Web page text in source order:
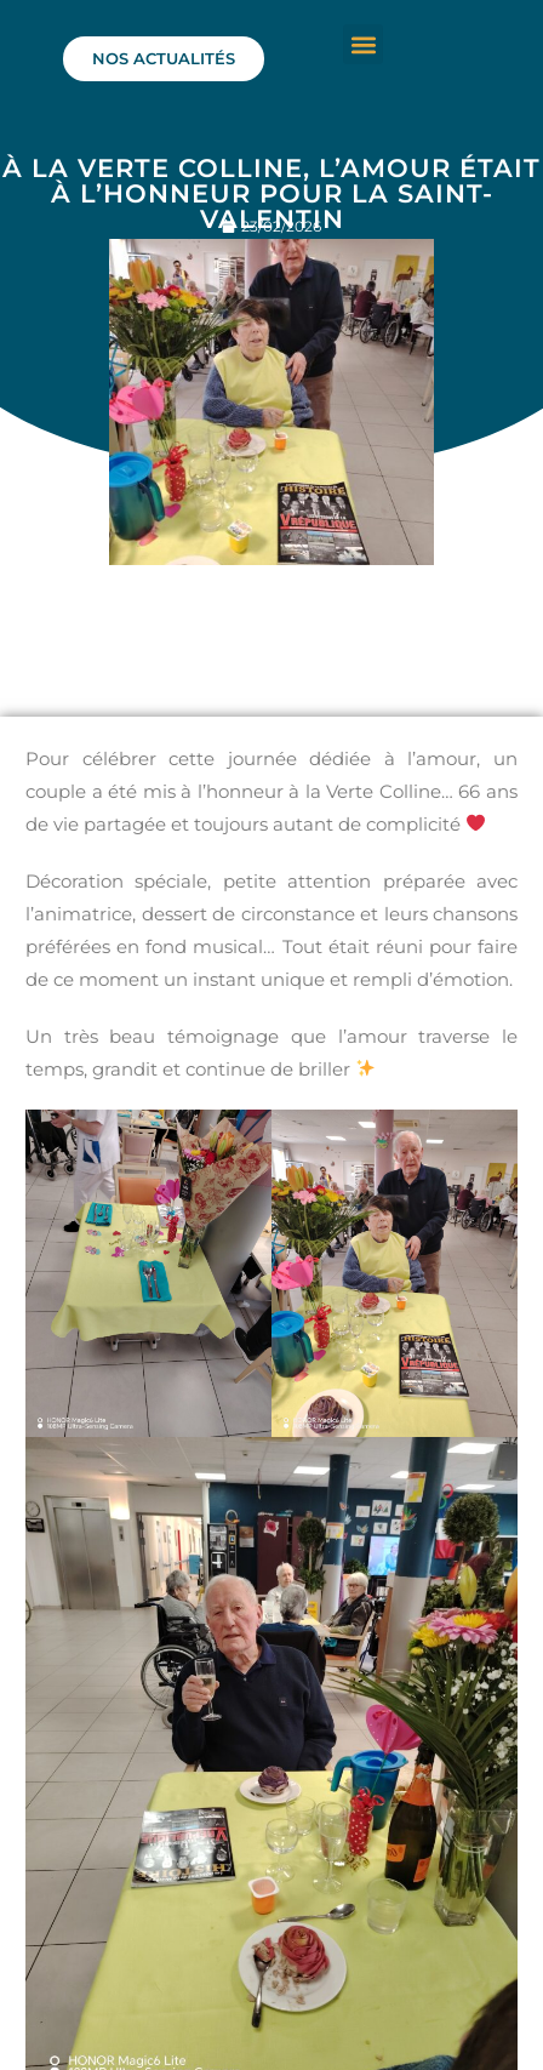
NOS ACTUALITÉS
À LA VERTE COLLINE, L’AMOUR ÉTAIT
À L’HONNEUR POUR LA SAINT-
VALENTIN
23/02/2026
Pour célébrer cette journée dédiée à l’amour, un
couple a été mis à l’honneur à la Verte Colline… 66 ans
de vie partagée et toujours autant de complicité
Décoration spéciale, petite attention préparée avec
l’animatrice, dessert de circonstance et leurs chansons
préférées en fond musical… Tout était réuni pour faire
de ce moment un instant unique et rempli d’émotion.
Un très beau témoignage que l’amour traverse le
temps, grandit et continue de briller